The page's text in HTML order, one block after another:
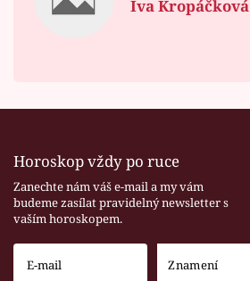
Iva Kropáčková
Horoskop vždy po ruce
Zanechte nám váš e-mail a my vám
budeme zasílat pravidelný newsletter s
vaším horoskopem.